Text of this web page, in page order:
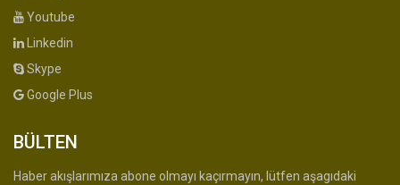
Youtube
Linkedin
Skype
Google Plus
BÜLTEN
Haber akışlarımıza abone olmayı kaçırmayın, lütfen aşagıdaki